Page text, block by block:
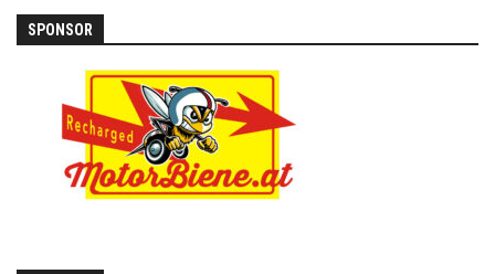
SPONSOR